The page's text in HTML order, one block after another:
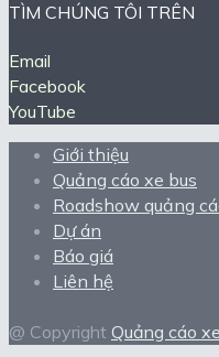
TÌM CHÚNG TÔI TRÊN
Email
Facebook
YouTube
Giới thiệu
Quảng cáo xe bus
Roadshow quảng
Dự án
Báo giá
Liên hệ
@ Copyright Quảng cáo